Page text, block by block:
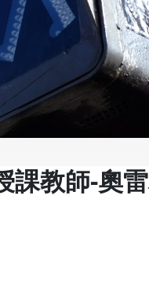
課教師-奧